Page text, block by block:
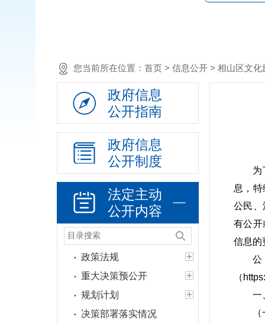
您当前所在位置： 首页 > 信息公开 > 相山区文
政府信息
公开指南
政府信息
公开制度
法定主动
公开内容
政策法规
重大决策预公开
规划计划
决策部署落实情况
为
息，
公民、
有公开
信息的
（
一